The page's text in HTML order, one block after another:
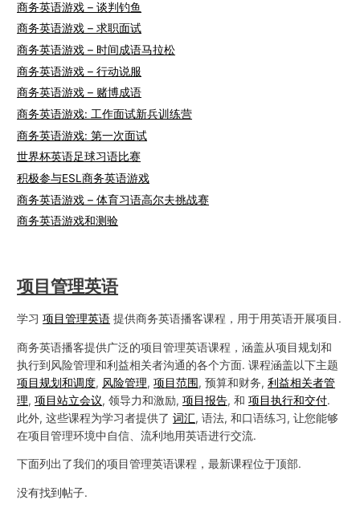
商务英语游戏 – 谈判钓鱼
商务英语游戏 – 求职面试
商务英语游戏 – 时间成语马拉松
商务英语游戏 – 行动说服
商务英语游戏 – 赌博成语
商务英语游戏: 工作面试新兵训练营
商务英语游戏: 第一次面试
世界杯英语足球习语比赛
积极参与ESL商务英语游戏
商务英语游戏 – 体育习语高尔夫挑战赛
商务英语游戏和测验
项目管理英语
学习项目管理英语 提供商务英语播客课程，用于用英语开展项目.
商务英语播客提供广泛的项目管理英语课程，涵盖从项目规划和
执行到风险管理和利益相关者沟通的各个方面. 课程涵盖以下主题
项目规划和调度, 风险管理,项目范围, 预算和财务,利益相关者管
理,项目站立会议, 领导力和激励,项目报告, 和项目执行和交付.
此外, 这些课程为学习者提供了词汇, 语法, 和口语练习, 让您能够
在项目管理环境中自信、流利地用英语进行交流.
下面列出了我们的项目管理英语课程，最新课程位于顶部.
没有找到帖子.